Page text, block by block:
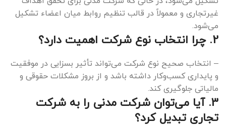
غیرتجاری و معمولاً در قالب تنظیم روابط میان اعضاء تشکیل
می‌شود.
2. چرا انتخاب نوع شرکت اهمیت دارد؟
– انتخاب صحیح نوع شرکت می‌تواند تأثیر بسزایی در موفقیت
و پایداری کسب‌وکار داشته باشد و از بروز مشکلات حقوقی و
مالیاتی جلوگیری کند.
3. آیا می‌توان شرکت مدنی را به شرکت
تجاری تبدیل کرد؟